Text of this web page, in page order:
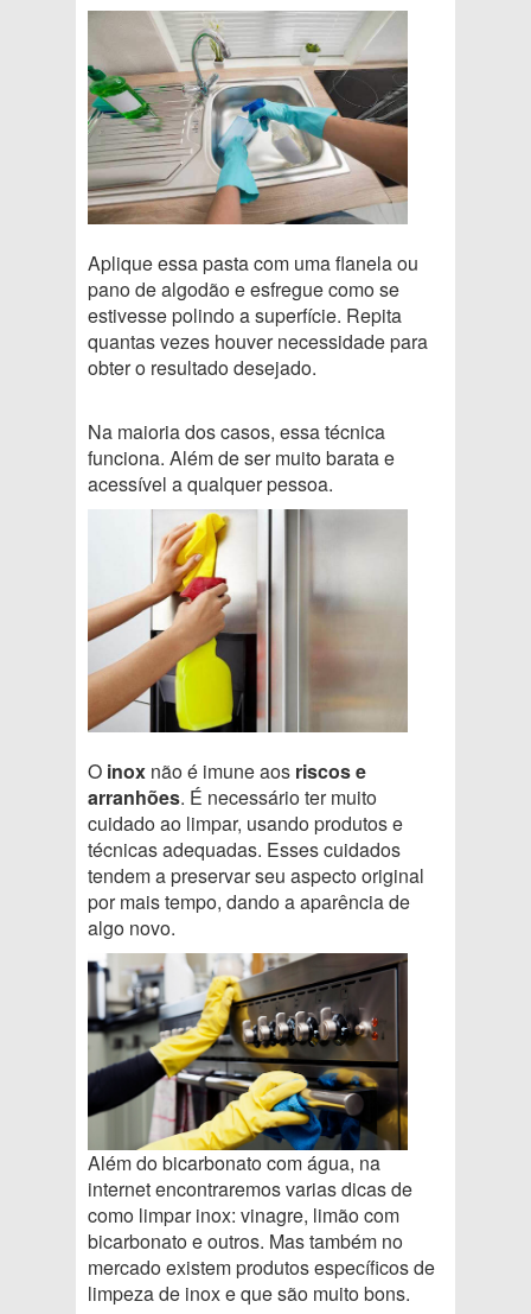
Aplique essa pasta com uma flanela ou
pano de algodão e esfregue como se
estivesse polindo a superfície. Repita
quantas vezes houver necessidade para
obter o resultado desejado.
Na maioria dos casos, essa técnica
funciona. Além de ser muito barata e
acessível a qualquer pessoa.
O inox não é imune aos riscos e
arranhões. É necessário ter muito
cuidado ao limpar, usando produtos e
técnicas adequadas. Esses cuidados
tendem a preservar seu aspecto original
por mais tempo, dando a aparência de
algo novo.
Além do bicarbonato com água, na
internet encontraremos varias dicas de
como limpar inox: vinagre, limão com
bicarbonato e outros. Mas também no
mercado existem produtos específicos de
limpeza de inox e que são muito bons.